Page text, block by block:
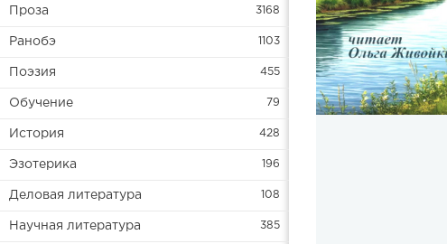
Проза 3168
Ранобэ 1103
Поэзия 455
Обучение 79
История 428
Эзотерика 196
Деловая литература 108
Научная литература 385